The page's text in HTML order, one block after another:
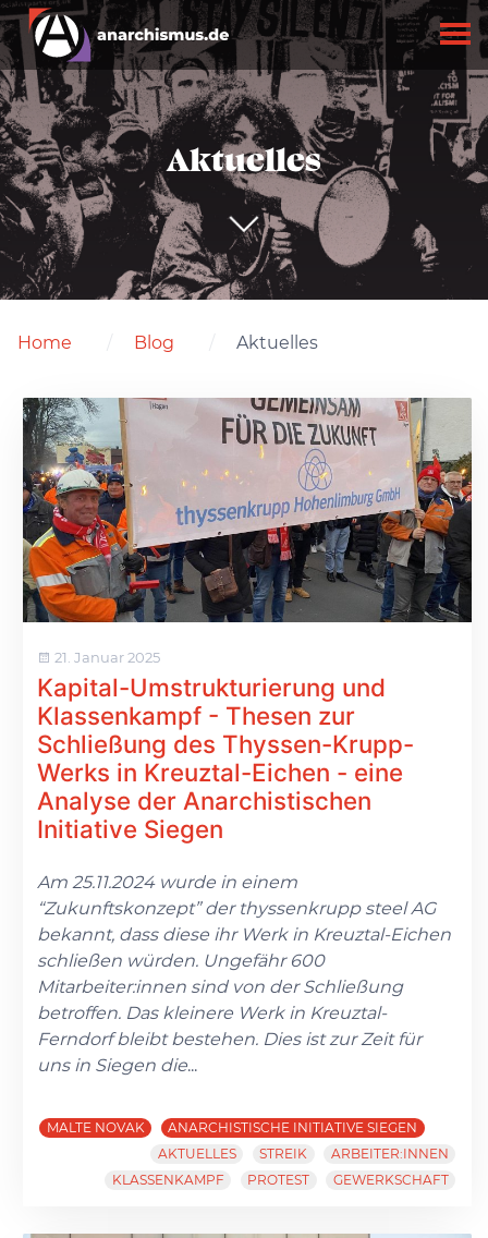
Aktuelles
Home Blog Aktuelles
21. Januar 2025
Kapital-Umstrukturierung und
Klassenkampf - Thesen zur
Schließung des Thyssen-Krupp-
Werks in Kreuztal-Eichen - eine
Analyse der Anarchistischen
Initiative Siegen
Am 25.11.2024 wurde in einem
“Zukunftskonzept” der thyssenkrupp steel AG
bekannt, dass diese ihr Werk in Kreuztal-Eichen
schließen würden. Ungefähr 600
Mitarbeiter:innen sind von der Schließung
betroffen. Das kleinere Werk in Kreuztal-
Ferndorf bleibt bestehen. Dies ist zur Zeit für
uns in Siegen die...
MALTE NOVAK
ANARCHISTISCHE INITIATIVE SIEGEN
AKTUELLES
STREIK
ARBEITER:INNEN
KLASSENKAMPF
PROTEST GEWERKSCHAFT